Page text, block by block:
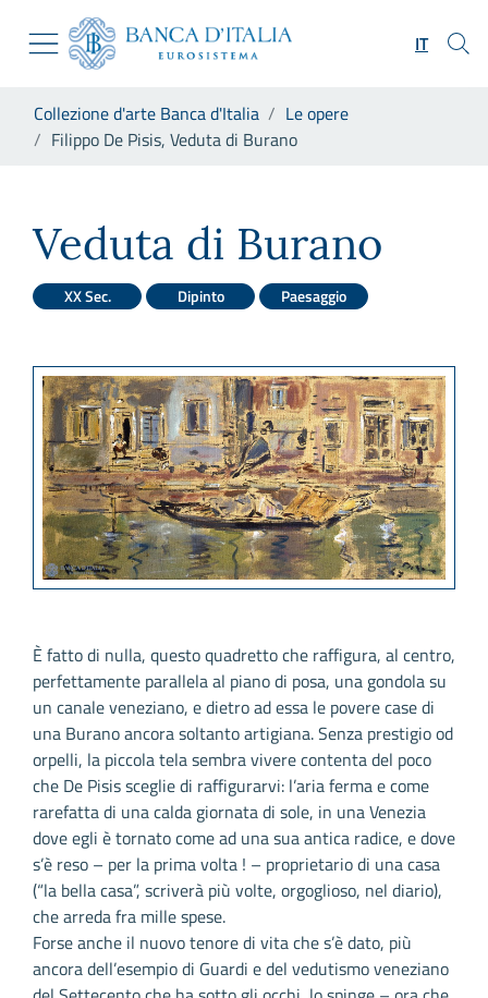
Skip to Main Content
Vai al sito istituzionale
Vai al menu di navigazione
Vai alla ricerca
Vai al footer
IT
Collezione d'arte Banca d'Italia
Le opere
Filippo De Pisis, Veduta di Burano
Veduta di Burano
XX Sec. Dipinto Paesaggio
È fatto di nulla, questo quadretto che raffigura, al centro,
perfettamente parallela al piano di posa, una gondola su
un canale veneziano, e dietro ad essa le povere case di
una Burano ancora soltanto artigiana. Senza prestigio od
orpelli, la piccola tela sembra vivere contenta del poco
che De Pisis sceglie di raffigurarvi: l’aria ferma e come
rarefatta di una calda giornata di sole, in una Venezia
dove egli è tornato come ad una sua antica radice, e dove
s’è reso – per la prima volta ! – proprietario di una casa
(“la bella casa”, scriverà più volte, orgoglioso, nel diario),
che arreda fra mille spese.
Forse anche il nuovo tenore di vita che s’è dato, più
ancora dell’esempio di Guardi e del vedutismo veneziano